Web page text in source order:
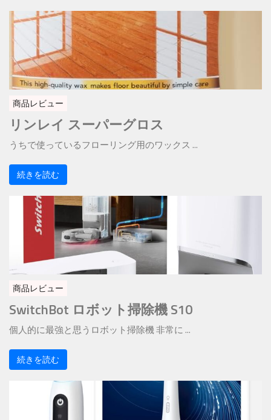
商品レビュー
リンレイ スーパーグロス
うちで使っているフローリング用のワックス ...
続きを読む
商品レビュー
SwitchBot ロボット掃除機 S10
個人的に最強と思うロボット掃除機 非常に ...
続きを読む